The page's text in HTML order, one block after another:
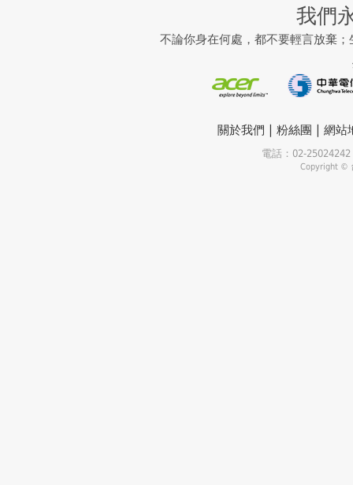
我們
不論你身在何處，都不要輕言放棄
關於我們 | 粉絲團 | 網站
電話：02-
Copyright ©